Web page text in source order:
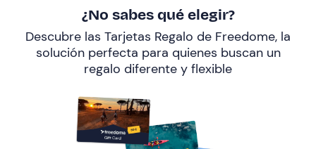
¿No sabes qué elegir?
Descubre las Tarjetas Regalo de Freedome, la
solución perfecta para quienes buscan un
regalo diferente y flexible